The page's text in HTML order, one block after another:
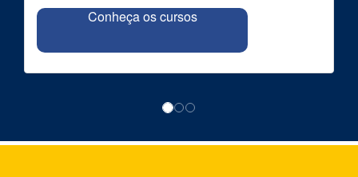
Conheça os cursos